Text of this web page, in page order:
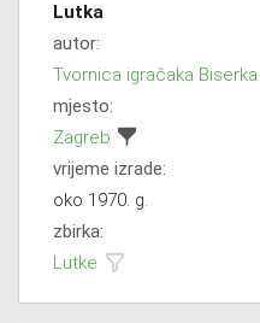
Lutka
autor:
Tvornica igračaka Biserka
mjesto:
Zagreb
vrijeme izrade:
oko 1970. g.
zbirka:
Lutke